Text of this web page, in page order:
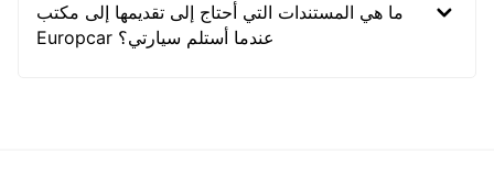
ما هي المستندات التي أحتاج إلى تقديمها إلى مكتب
Europcar عندما أستلم سيارتي؟